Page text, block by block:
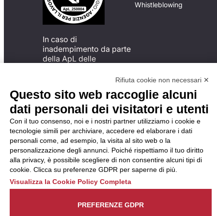
In caso di
inadempimento da parte
della ApL delle
del Codice di Condotta, è
possibile presentare un
reclamo
all’Organismo di
Monitoraggio utilizzando
una delle modalità
descritte al seguente
indirizzo web
https://odm-
agenzielavoro.it/reclami/ .
Whistleblowing
Rifiuta cookie non necessari ✕
Questo sito web raccoglie alcuni
dati personali dei visitatori e utenti
Con il tuo consenso, noi e i nostri partner utilizziamo i cookie e
tecnologie simili per archiviare, accedere ed elaborare i dati
personali come, ad esempio, la visita al sito web o la
personalizzazione degli annunci. Poiché rispettiamo il tuo diritto
alla privacy, è possibile scegliere di non consentire alcuni tipi di
cookie. Clicca su preferenze GDPR per saperne di più.
Visualizza la Cookie Policy Completa
PREFERENZE GDPR